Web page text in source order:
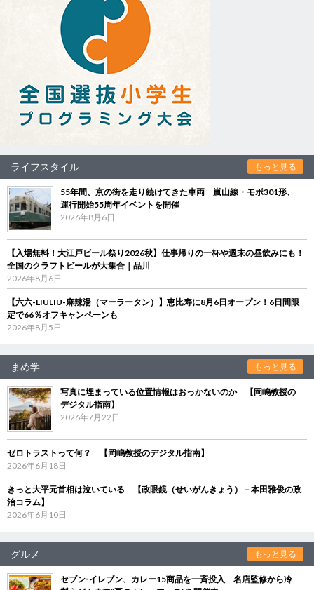
ライフスタイル もっと見る
55年間、京の街を走り続けてきた車両 嵐山線・モボ301形、
運行開始55周年イベントを開催
2026年8月6日
【入場無料！大江戸ビール祭り2026秋】仕事帰りの一杯や週末の昼飲みにも！
全国のクラフトビールが大集合｜品川
2026年8月6日
【六六-LIULIU-麻辣湯（マーラータン）】恵比寿に8月6日オープン！6日間限
定で66％オフキャンペーンも
2026年8月5日
まめ学 もっと見る
写真に埋まっている位置情報はおっかないのか 【岡嶋教授の
デジタル指南】
2026年7月22日
ゼロトラストって何？ 【岡嶋教授のデジタル指南】
2026年6月18日
きっと大平元首相は泣いている 【政眼鏡（せいがんきょう）－本田雅俊の政
治コラム】
2026年6月10日
グルメ もっと見る
セブン‐イレブン、カレー15商品を一斉投入 名店監修から冷